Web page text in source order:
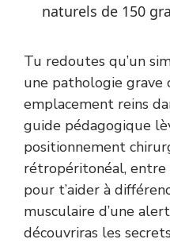
naturels de 150
Tu redoutes qu’un
une pathologie grave
emplacement reins
guide pédagogique
positionnement
rétropéritonéal,
pour t’aider à
musculaire d’une
découvriras les